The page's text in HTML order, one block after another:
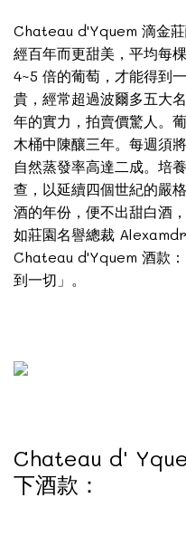
Chateau d'Yquem 滴金
經百年而更甜美，平均每
4~5 倍的葡萄，才能得到
貴，經常超過波爾多五大
年的實力，拍賣價驚人。
木桶中陳釀三年。每週須
自然蒸發率高達二成。培
查，以延續四個世紀的嚴
酒的年份，便不出甜白酒
如莊園名譽總裁
Chateau d'Yquem 酒款
到一切」。
Chateau d'
下酒款：